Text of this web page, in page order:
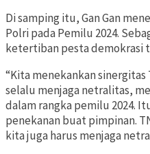
Di samping itu, Gan Gan
Polri pada Pemilu 2024.
ketertiban pesta demokrasi
“Kita menekankan
selalu menjaga netralitas,
dalam rangka pemilu 2024.
penekanan buat pimpinan.
kita juga harus menjaga